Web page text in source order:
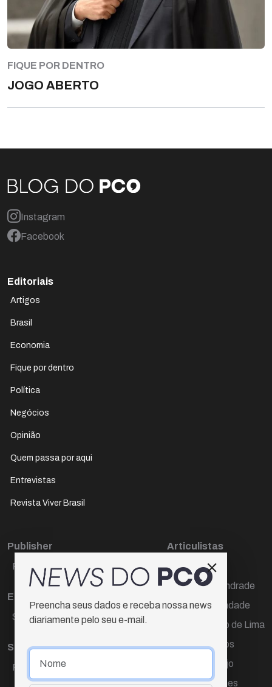
FIQUE POR DENTRO
JOGO ABERTO
Instagram
Facebook
Editoriais
Artigos
Brasil
Economia
Fique por dentro
Política
Negócios
Opinião
Quem passa por aqui
Entrevistas
Revista Viver Brasil
Publisher
Paulo Cesar de Oliveira
Editora Chefe
Sueli Cotta
Sub-editora
Raquel Ayres
Articulistas
Décio Freire
Dr Marcos Andrade
Hamilton Trindade
Igor Carvalho de Lima
Mario Campos
Renata Araújo
Wagner Gomes
Preencha seus dados e receba nossa news
diariamente pelo seu e-mail.